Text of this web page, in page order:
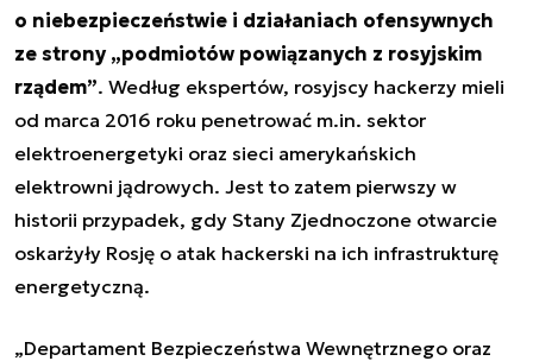
o niebezpieczeństwie i działaniach ofensywnych
ze strony „podmiotów powiązanych z rosyjskim
rządem”. Według ekspertów, rosyjscy hackerzy mieli
od marca 2016 roku penetrować m.in. sektor
elektroenergetyki oraz sieci amerykańskich
elektrowni jądrowych. Jest to zatem pierwszy w
historii przypadek, gdy Stany Zjednoczone otwarcie
oskarżyły Rosję o atak hackerski na ich infrastrukturę
energetyczną.
„Departament Bezpieczeństwa Wewnętrznego oraz